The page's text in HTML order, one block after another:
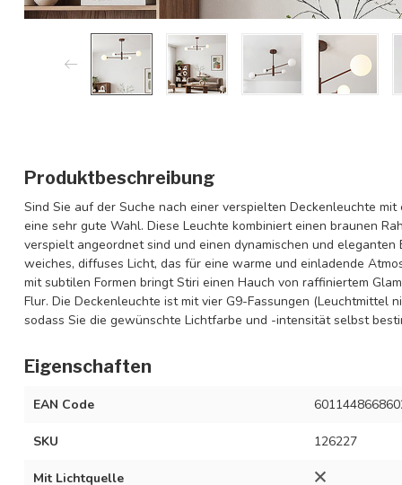
Produktbeschreibung
Sind Sie auf der Suche nach einer verspielten Deckenleuchte
eine sehr gute Wahl. Diese Leuchte kombiniert einen braunen
verspielt angeordnet sind und einen dynamischen und
weiches, diffuses Licht, das für eine warme und einladende
mit subtilen Formen bringt Stiri einen Hauch von raffiniertem
Flur. Die Deckenleuchte ist mit vier G9-Fassungen (Leuchtmittel
sodass Sie die gewünschte Lichtfarbe und -intensität selbst
Eigenschaften
EAN Code
SKU 126227
Mit Lichtquelle